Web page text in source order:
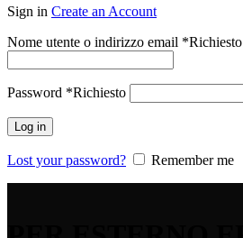
Sign in Create an Account
Nome utente o indirizzo email *Richiesto
Password *Richiesto
Log in
Lost your password? Remember me